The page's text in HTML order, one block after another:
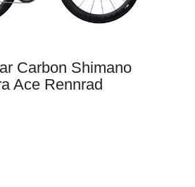
Carbon Shimano
Ace Rennrad